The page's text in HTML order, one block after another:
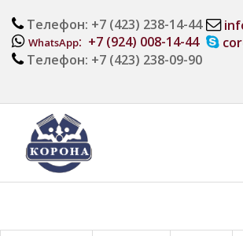
Телефон: +7 (423) 238-14-44
WhatsApp: +7 (924) 008-14-44
Телефон: +7 (423) 238-09-90